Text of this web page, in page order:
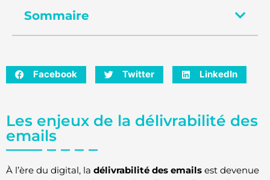
Sommaire
Facebook Twitter LinkedIn
Les enjeux de la délivrabilité des
emails
À l’ère du digital, la délivrabilité des emails est devenue